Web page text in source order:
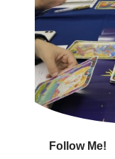
Follow Me!